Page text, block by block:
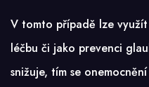
V tomto případě lze
léčbu či jako prevenci
snižuje, tím se